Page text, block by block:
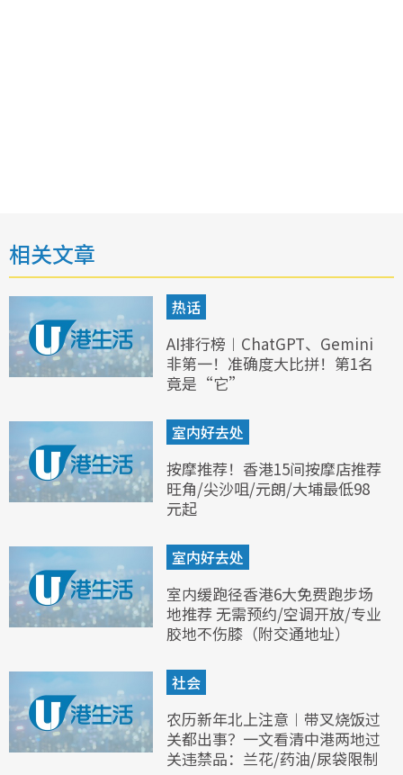
相关文章
热话
AI排行榜︱ChatGPT、Gemini
非第一！准确度大比拼！第1名
竟是“它”
室内好去处
按摩推荐！香港15间按摩店推荐
旺角/尖沙咀/元朗/大埔最低98
元起
室内好去处
室内缓跑径香港6大免费跑步场
地推荐 无需预约/空调开放/专业
胶地不伤膝（附交通地址）
社会
农历新年北上注意︱带叉烧饭过
关都出事？一文看清中港两地过
关违禁品：兰花/药油/尿袋限制